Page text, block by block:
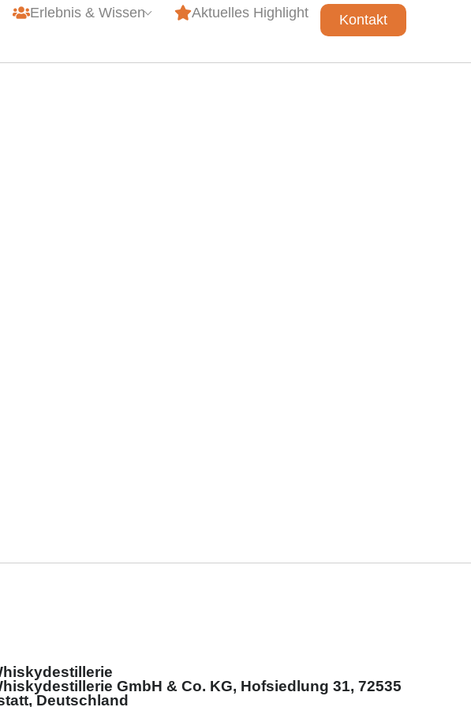
Erlebnis & Wissen Aktuelles Highlight Kontakt
GmbH & Co. KG, Hofsiedlung 31, 72535
Deutschland